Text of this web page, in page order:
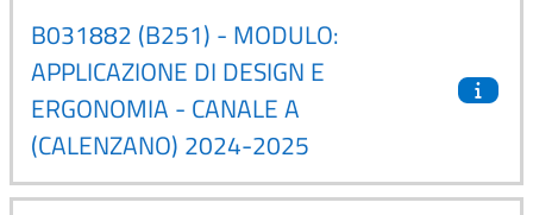
B031882 (B251) - MODULO:
APPLICAZIONE DI DESIGN E
ERGONOMIA - CANALE A
(CALENZANO) 2024-2025